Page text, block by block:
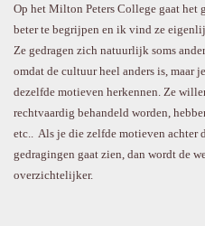
Op het Milton Peters College gaat het
beter te begrijpen en ik vind ze
Ze gedragen zich natuurlijk soms
omdat de cultuur heel anders is, maar
dezelfde motieven herkennen. Ze
rechtvaardig behandeld worden,
etc.. Als je die zelfde motieven achter
gedragingen gaat zien, dan wordt de
overzichtelijker.